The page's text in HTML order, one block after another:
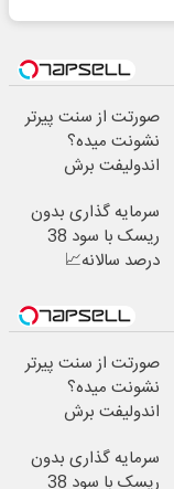
صورتت از سنت پیرتر
نشونت میده؟
اندولیفت برش
سرمایه گذاری بدون
ریسک با سود 38
درصد سالانه📈
صورتت از سنت پیرتر
نشونت میده؟
اندولیفت برش
سرمایه گذاری بدون
ریسک با سود 38